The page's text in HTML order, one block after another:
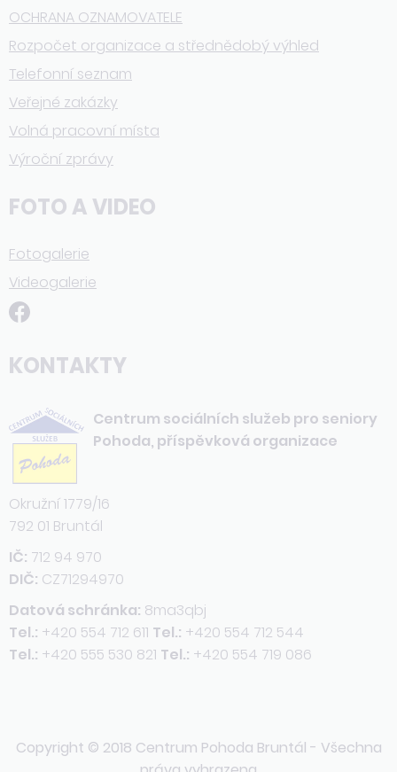
OCHRANA OZNAMOVATELE
Rozpočet organizace a střednědobý výhled
Telefonní seznam
Veřejné zakázky
Volná pracovní místa
Výroční zprávy
FOTO A VIDEO
Fotogalerie
Videogalerie
KONTAKTY
Centrum sociálních služeb pro seniory
Pohoda, příspěvková organizace
Okružní 1779/16
792 01 Bruntál
IČ: 712 94 970
DIČ: CZ71294970
Datová schránka: 8ma3qbj
Tel.: +420 554 712 611 Tel.: +420 554 712 544
Tel.: +420 555 530 821 Tel.: +420 554 719 086
Copyright © 2018 Centrum Pohoda Bruntál - Všechna